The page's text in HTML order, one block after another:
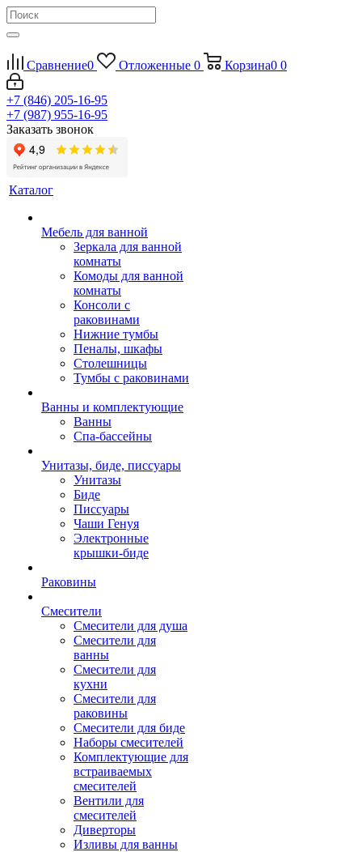
Сравнение0 Отложенные 0 Корзина0 0
+7 (846) 205-16-95
+7 (987) 955-16-95
Заказать звонок
Каталог
Мебель для ванной
Зеркала для ванной
комнаты
Комоды для ванной
комнаты
Консоли с
раковинами
Нижние тумбы
Пеналы, шкафы
Столешницы
Тумбы с раковинами
Ванны и комплектующие
Ванны
Спа-бассейны
Унитазы, биде, писсуары
Унитазы
Биде
Писсуары
Чаши Генуя
Электронные
крышки-биде
Раковины
Смесители
Смесители для душа
Смесители для
ванны
Смесители для
кухни
Смесители для
раковины
Смесители для биде
Наборы смесителей
Комплектующие для
встраиваемых
смесителей
Вентили для
смесителей
Диверторы
Изливы для ванны